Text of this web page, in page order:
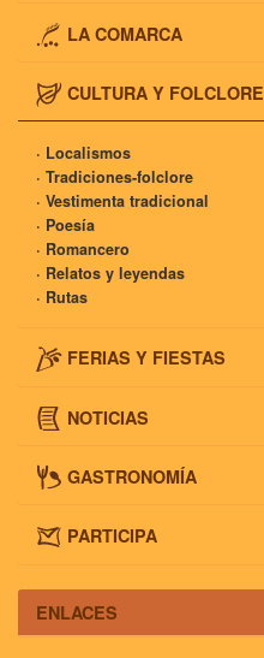
LA COMARCA
CULTURA Y FOLCLORE
· Localismos
· Tradiciones-folclore
· Vestimenta tradicional
· Poesía
· Romancero
· Relatos y leyendas
· Rutas
FERIAS Y FIESTAS
NOTICIAS
GASTRONOMÍA
PARTICIPA
ENLACES